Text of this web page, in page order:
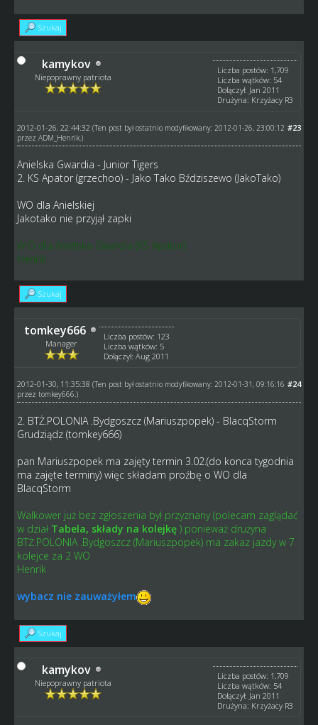
Szukaj
kamykov
Niepoprawny patriota
Liczba postów: 1,709
Liczba wątków: 54
Dołączył: Jan 2011
Drużyna: Krzyżacy R3
#23
2012-01-26, 22:44:32 (Ten post był ostatnio modyfikowany: 2012-01-26, 23:00:12
przez ADM_Henrik.)
Anielska Gwardia - Junior Tigers
2. KS Apator (grzechoo) - Jako Tako Bździszewo (JakoTako)
WO dla Anielskiej
Jakotako nie przyjął zapki
W.O dla Anielska Gwardia (KS Apator)
Henrik
Szukaj
tomkey666
Manager
Liczba postów: 123
Liczba wątków: 5
Dołączył: Aug 2011
#24
2012-01-30, 11:35:38 (Ten post był ostatnio modyfikowany: 2012-01-31, 09:16:16
przez tomkey666 .)
2. BTŻ.POLONIA .Bydgoszcz (Mariuszpopek) - BlacqStorm
Grudziądz (tomkey666)
pan Mariuszpopek ma zajęty termin 3.02.(do konca tygodnia
ma zajęte terminy) więc składam proźbę o WO dla
BlacqStorm
Walkower już bez zgłoszenia był przyznany (polecam zaglądać
w dział Tabela, składy na kolejkę) ponieważ drużyna
BTŻ.POLONIA .Bydgoszcz (Mariuszpopek) ma zakaz jazdy w 7
kolejce za 2 WO
Henrik
wybacz nie zauważyłem
Szukaj
kamykov
Niepoprawny patriota
Liczba postów: 1,709
Liczba wątków: 54
Dołączył: Jan 2011
Drużyna: Krzyżacy R3